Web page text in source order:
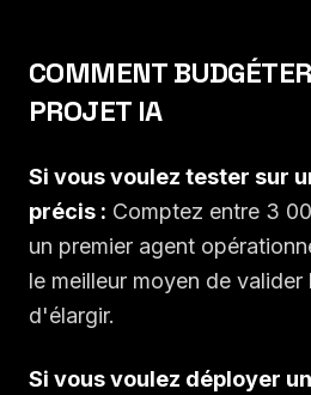
COMMENT
PROJET IA
Si vous voulez tester sur
précis : Comptez entre 3
un premier agent
le meilleur moyen de valider
d'élargir.
Si vous voulez déployer